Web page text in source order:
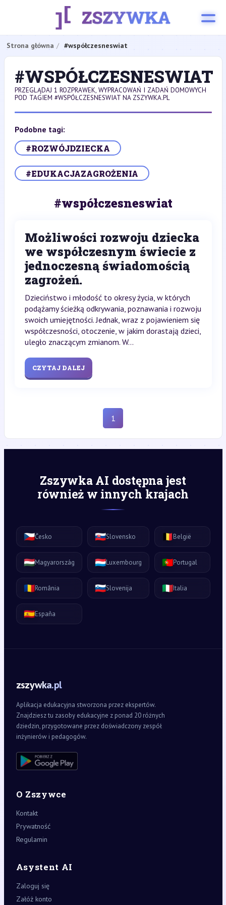
Strona główna #współczesneswiat
#WSPÓŁCZESNESWIAT
PRZEGLĄDAJ 1 ROZPRAWEK, WYPRACOWAŃ I ZADAŃ DOMOWYCH
POD TAGIEM #WSPÓŁCZESNESWIAT NA ZSZYWKA.PL
Podobne tagi:
#ROZWÓJDZIECKA
#EDUKACJAZAGROŻENIA
#współczesneswiat
Możliwości rozwoju dziecka
we współczesnym świecie z
jednoczesną świadomością
zagrożeń.
Dzieciństwo i młodość to okresy życia, w których
podążamy ścieżką odkrywania, poznawania i rozwoju
swoich umiejętności. Jednak, wraz z pojawieniem się
współczesności, otoczenie, w jakim dorastają dzieci,
uległo znaczącym zmianom. W...
CZYTAJ DALEJ
1
Zszywka AI dostępna jest
również w innych krajach
🇨🇿Česko 🇸🇰Slovensko 🇧🇪België
🇭🇺Magyarország 🇱🇺Luxembourg 🇵🇹Portugal
🇷🇴România 🇸🇮Slovenija 🇮🇹Italia
🇪🇸España
zszywka.pl
Aplikacja edukacyjna stworzona przez ekspertów.
Znajdziesz tu zasoby edukacyjne z ponad 20 różnych
dziedzin, przygotowane przez doświadczony zespół
inżynierów i pedagogów.
O Zszywce
Kontakt
Prywatność
Regulamin
Asystent AI
Zaloguj się
Załóż konto